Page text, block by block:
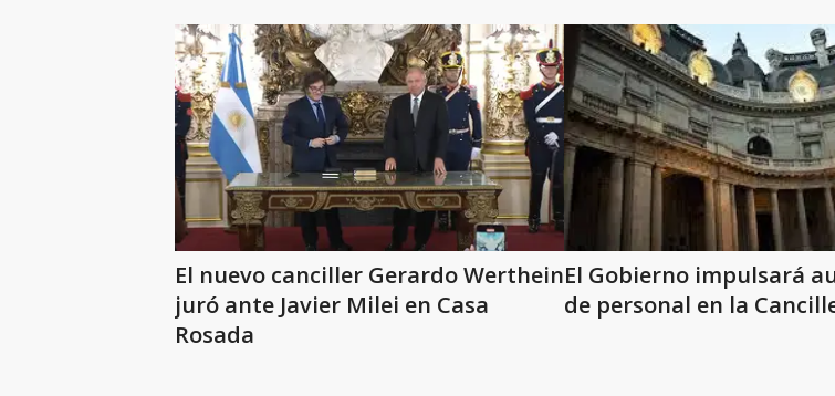
El nuevo canciller Gerardo Werthein
juró ante Javier Milei en Casa
Rosada
El Gobierno impulsará
de personal en la